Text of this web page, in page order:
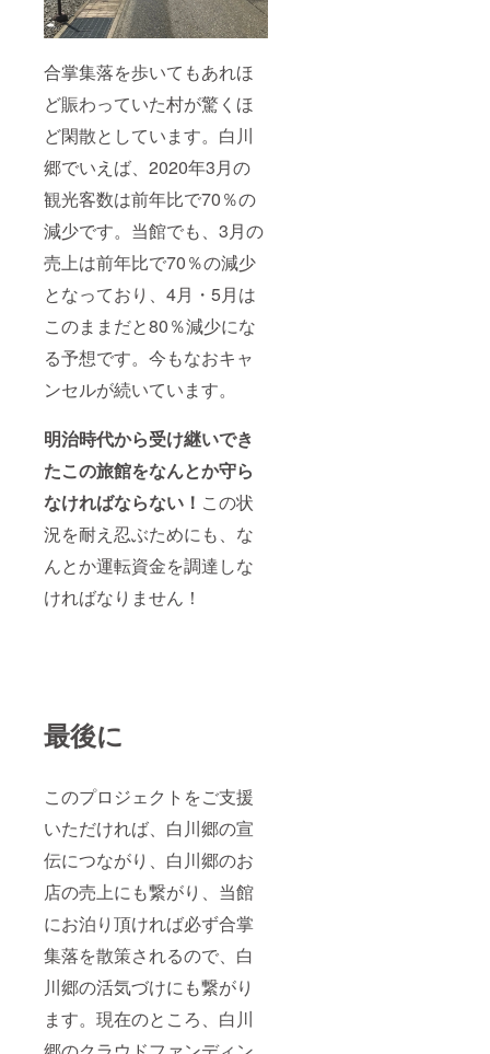
合掌集落を歩いてもあれほ
ど賑わっていた村が驚くほ
ど閑散としています。白川
郷でいえば、2020年3月の
観光客数は前年比で70％の
減少です。当館でも、3月の
売上は前年比で70％の減少
となっており、4月・5月は
このままだと80％減少にな
る予想です。今もなおキャ
ンセルが続いています。
明治時代から受け継いでき
たこの旅館をなんとか守ら
なければならない！ この状
況を耐え忍ぶためにも、な
んとか運転資金を調達しな
ければなりません！
最後に
このプロジェクトをご支援
いただければ、白川郷の宣
伝につながり、白川郷のお
店の売上にも繋がり、当館
にお泊り頂ければ必ず合掌
集落を散策されるので、白
川郷の活気づけにも繋がり
ます。現在のところ、白川